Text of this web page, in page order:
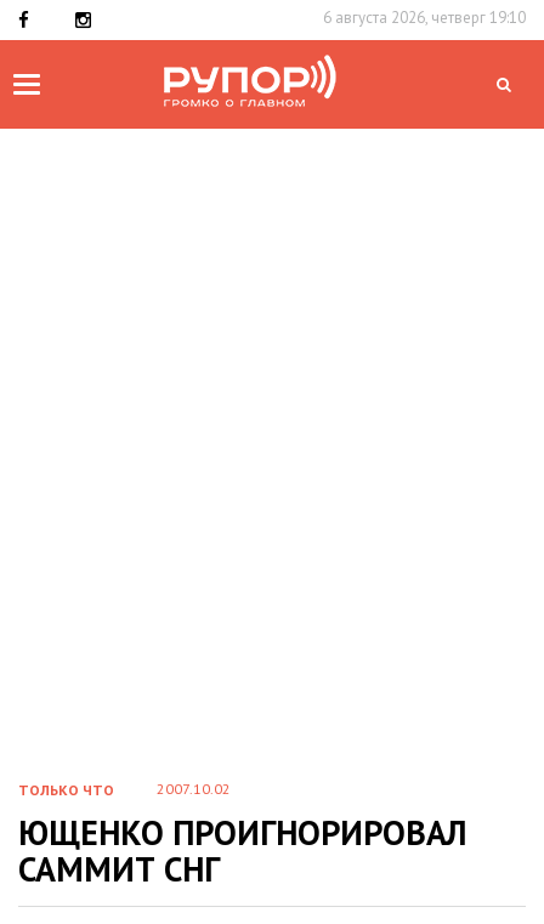
6 августа 2026, четверг 19:10
Toggle
ТОЛЬКО ЧТО 2007.10.02
ЮЩЕНКО ПРОИГНОРИРОВАЛ
САММИТ СНГ